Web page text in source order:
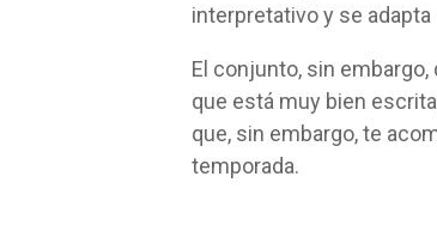
interpretativo y se
El conjunto, sin
que está muy bien
que, sin embargo, te
temporada.